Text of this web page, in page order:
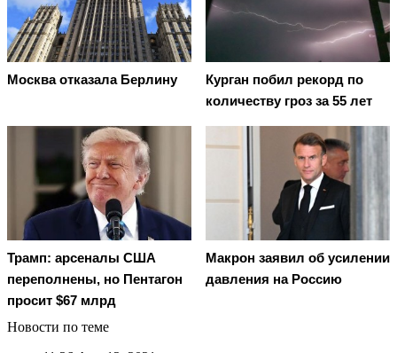
Москва отказала Берлину
Курган побил рекорд по
количеству гроз за 55 лет
Трамп: арсеналы США
переполнены, но Пентагон
просит $67 млрд
Макрон заявил об усилении
давления на Россию
Новости по теме